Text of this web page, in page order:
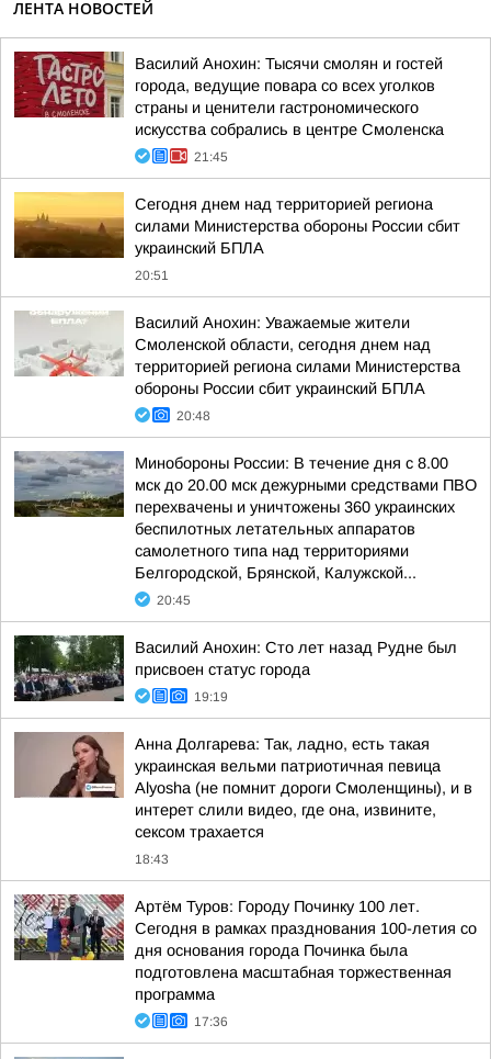
ЛЕНТА НОВОСТЕЙ
Василий Анохин: Тысячи смолян и гостей
города, ведущие повара со всех уголков
страны и ценители гастрономического
искусства собрались в центре Смоленска
21:45
Сегодня днем над территорией региона
силами Министерства обороны России сбит
украинский БПЛА
20:51
Василий Анохин: Уважаемые жители
Смоленской области, сегодня днем над
территорией региона силами Министерства
обороны России сбит украинский БПЛА
20:48
Минобороны России: В течение дня с 8.00
мск до 20.00 мск дежурными средствами ПВО
перехвачены и уничтожены 360 украинских
беспилотных летательных аппаратов
самолетного типа над территориями
Белгородской, Брянской, Калужской...
20:45
Василий Анохин: Сто лет назад Рудне был
присвоен статус города
19:19
Анна Долгарева: Так, ладно, есть такая
украинская вельми патриотичная певица
Alyosha (не помнит дороги Смоленщины), и в
интерет слили видео, где она, извините,
сексом трахается
18:43
Артём Туров: Городу Починку 100 лет.
Сегодня в рамках празднования 100-летия со
дня основания города Починка была
подготовлена масштабная торжественная
программа
17:36